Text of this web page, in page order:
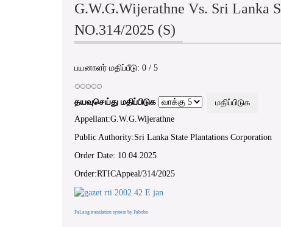
G.W.G.Wijerathne Vs. Sri Lanka
NO.314/2025 (S)
பயனாளர் மதிப்பீடு: 0 / 5
தயவுசெய்து மதிப்பிடுக
Appellant:G.W.G.Wijerathne
Public Authority:Sri Lanka State Plantations Corporation
Order Date: 10.04.2025
Order:RTICAppeal/314/2025
FaLang translation system by Faboba